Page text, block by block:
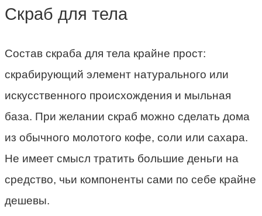
Скраб для тела
Состав скраба для тела крайне прост:
скрабирующий элемент натурального или
искусственного происхождения и мыльная
база. При желании скраб можно сделать дома
из обычного молотого кофе, соли или сахара.
Не имеет смысл тратить большие деньги на
средство, чьи компоненты сами по себе крайне
дешевы.